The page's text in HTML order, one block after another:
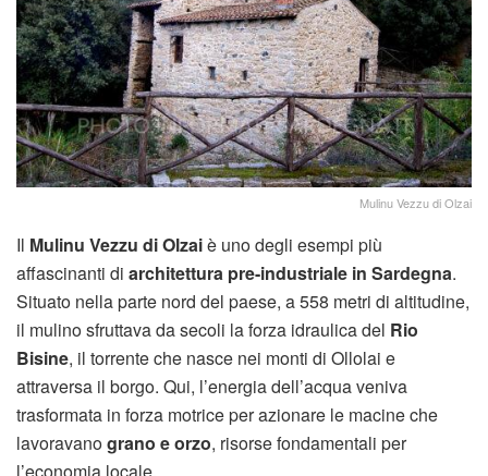
Mulinu Vezzu di Olzai
Il Mulinu Vezzu di Olzaiè uno degli esempi più
affascinanti di architettura pre-industriale in Sardegna.
Situato nella parte nord del paese, a 558 metri di altitudine,
il mulino sfruttava da secoli la forza idraulica del Rio
Bisine, il torrente che nasce nei monti di Ollolai e
attraversa il borgo. Qui, l’energia dell’acqua veniva
trasformata in forza motrice per azionare le macine che
lavoravanograno e orzo, risorse fondamentali per
l’economia locale.